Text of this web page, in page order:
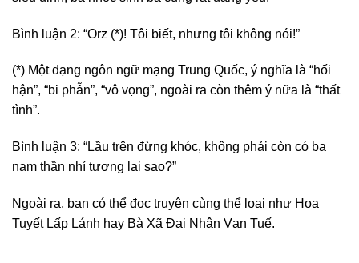
Bình luận 2: “Orz (*)! Tôi biết, nhưng tôi không nói!”
(*) Một dạng ngôn ngữ mạng Trung Quốc, ý nghĩa là “hối
hận”, “bi phẫn”, “vô vọng”, ngoài ra còn thêm ý nữa là “thất
tình”.
Bình luận 3: “Lầu trên đừng khóc, không phải còn có ba
nam thần nhí tương lai sao?”
Ngoài ra, bạn có thể đọc truyện cùng thể loại như Hoa
Tuyết Lấp Lánh hay Bà Xã Đại Nhân Vạn Tuế.